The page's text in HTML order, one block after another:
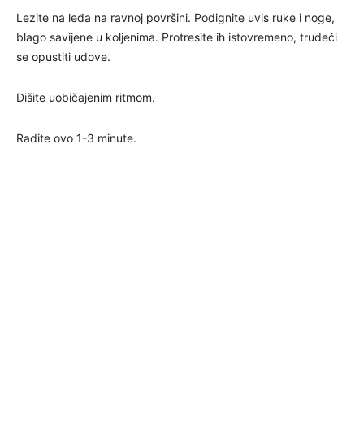
Lezite na leđa na ravnoj površini. Podignite uvis ruke i noge,
blago savijene u koljenima. Protresite ih istovremeno, trudeći
se opustiti udove.
Dišite uobičajenim ritmom.
Radite ovo 1-3 minute.